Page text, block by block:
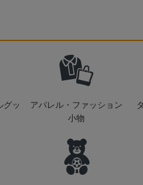
グッ
アパレル・ファッション
小物